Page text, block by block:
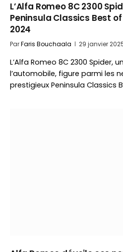
L’Alfa Romeo 8C 2300
Peninsula Classics Best
2024
ParFaris Bouchaala 29 janvier
L’Alfa Romeo 8C 2300 Spider,
l’automobile, figure parmi les
prestigieux Peninsula Classics